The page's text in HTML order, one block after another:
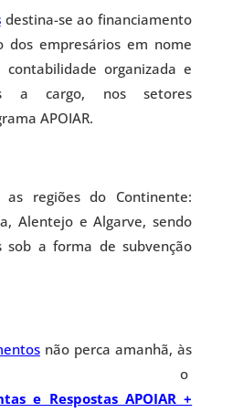
destina-se ao financiamento
dos empresários em nome
contabilidade organizada e
a cargo, nos setores
APOIAR.
regiões do Continente:
Alentejo e Algarve, sendo
sob a forma de subvenção
não perca amanhã, às
o
e Respostas APOIAR +